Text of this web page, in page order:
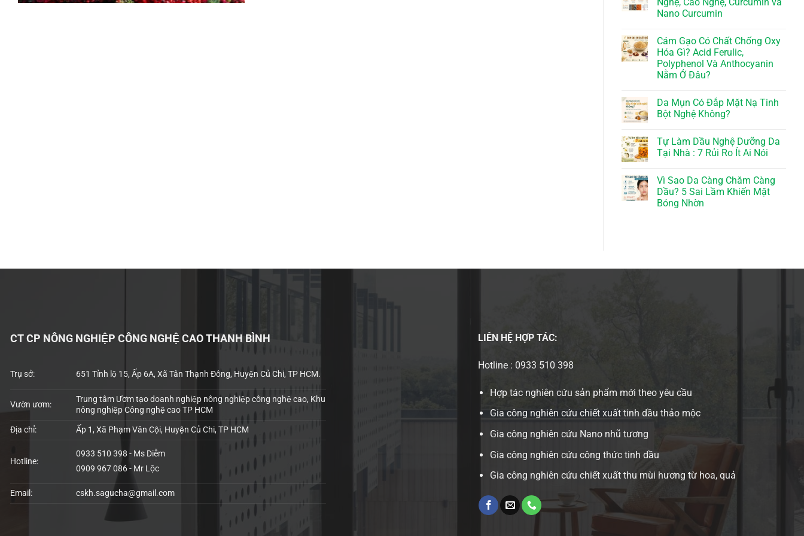
Nano Curcumin
Cám Gạo Có Chất Chống Oxy
Hóa Gì? Acid Ferulic,
Polyphenol Và Anthocyanin
Nằm Ở Đâu?
Da Mụn Có Đắp Mặt Nạ Tinh
Bột Nghệ Không?
Tự Làm Dầu Nghệ Dưỡng Da
Tại Nhà : 7 Rủi Ro Ít Ai Nói
Vì Sao Da Càng Chăm Càng
Dầu? 5 Sai Lầm Khiến Mặt
Bóng Nhờn
CT CP NÔNG NGHIỆP CÔNG NGHỆ CAO THANH BÌNH
Trụ sở: 651 Tỉnh lộ 15, Ấp 6A, Xã Tân Thạnh Đông, Huyện Củ Chi, TP HCM.
Vườn ươm:
Trung tâm Ươm tạo doanh nghiệp nông nghiệp công nghệ cao, Khu
nông nghiệp Công nghệ cao TP HCM
Địa chỉ: Ấp 1, Xã Phạm Văn Cội, Huyện Củ Chi, TP HCM
Hotline:
0933 510 398 - Ms Diễm
0909 967 086 - Mr Lộc
Email: cskh.sagucha@gmail.com
LIÊN HỆ HỢP TÁC:
Hotline : 0933 510 398
Hợp tác nghiên cứu sản phẩm mới theo yêu cầu
Gia công nghiên cứu chiết xuất tinh dầu thảo mộc
Gia công nghiên cứu Nano nhũ tương
Gia công nghiên cứu công thức tinh dầu
Gia công nghiên cứu chiết xuất thu mùi hương từ hoa, quả